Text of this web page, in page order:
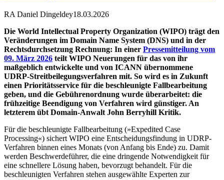
RA Daniel Dingeldey18.03.2026
Die World Intellectual Property Organization (WIPO) trägt den
Veränderungen im Domain Name System (DNS) und in der
Rechtsdurchsetzung Rechnung: In einer Pressemitteilung vom
09. März 2026 teilt WIPO Neuerungen für das von ihr
maßgeblich entwickelte und von ICANN übernommene
UDRP-Streitbeilegungsverfahren mit. So wird es in Zukunft
einen Prioritätsservice für die beschleunigte Fallbearbeitung
geben, und die Gebührenordnung wurde überarbeitet: die
frühzeitige Beendigung von Verfahren wird günstiger. An
letzterem übt Domain-Anwalt John Berryhill Kritik.
Für die beschleunigte Fallbearbeitung (»Expedited Case
Processing«) sichert WIPO eine Entscheidungsfindung in UDRP-
Verfahren binnen eines Monats (von Anfang bis Ende) zu. Damit
werden Beschwerdeführer, die eine dringende Notwendigkeit für
eine schnellere Lösung haben, bevorzugt behandelt. Für die
beschleunigten Verfahren stehen ausgewählte Experten zur